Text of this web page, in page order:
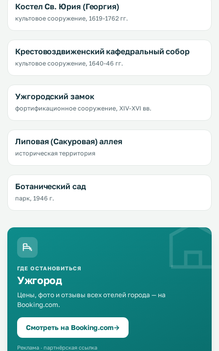
Костел Св. Юрия (Георгия)
культовое сооружение, 1619-1762 гг.
Крестовоздвиженский кафедральный собор
культовое сооружение, 1640-46 гг.
Ужгородский замок
фортификационное сооружение, XIV-XVI вв.
Липовая (Сакуровая) аллея
историческая территория
Ботанический сад
парк, 1946 г.
ГДЕ ОСТАНОВИТЬСЯ
Ужгород
Цены, фото и отзывы всех отелей города — на
Booking.com.
Смотреть на Booking.com→
Реклама · партнёрская ссылка